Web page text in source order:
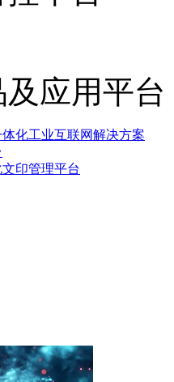
应用平台
化工业互联网解决方案
印管理平台